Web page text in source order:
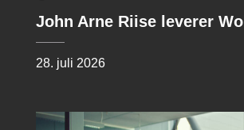
John Arne Riise leverer
28. juli 2026